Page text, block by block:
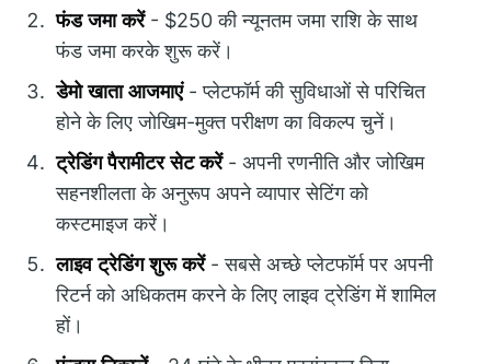
फंड जमा करें- $250 की न्यूनतम जमा राशि के साथ
फंड जमा करके शुरू करें।
डेमो खाता आजमाएं- प्लेटफॉर्म की सुविधाओं से परिचित
होने के लिए जोखिम-मुक्त परीक्षण का विकल्प चुनें।
ट्रेडिंग पैरामीटर सेट करें- अपनी रणनीति और जोखिम
सहनशीलता के अनुरूप अपने व्यापार सेटिंग को
कस्टमाइज करें।
लाइव ट्रेडिंग शुरू करें- सबसे अच्छे प्लेटफॉर्म पर अपनी
रिटर्न को अधिकतम करने के लिए लाइव ट्रेडिंग में शामिल
हों।